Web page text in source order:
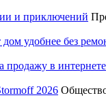
и приключений
удобнее без
продажу в интернете
2026